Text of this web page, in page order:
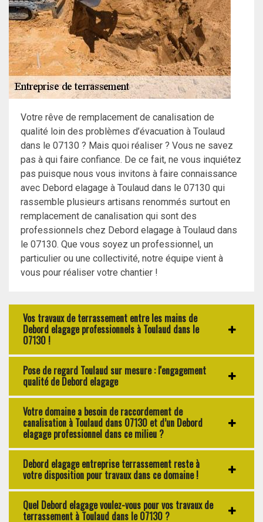
Votre rêve de remplacement de canalisation de
qualité loin des problèmes d’évacuation à Toulaud
dans le 07130 ? Mais quoi réaliser ? Vous ne savez
pas à qui faire confiance. De ce fait, ne vous inquiétez
pas puisque nous vous invitons à faire connaissance
avec Debord elagage à Toulaud dans le 07130 qui
rassemble plusieurs artisans renommés surtout en
remplacement de canalisation qui sont des
professionnels chez Debord elagage à Toulaud dans
le 07130. Que vous soyez un professionnel, un
particulier ou une collectivité, notre équipe vient à
vous pour réaliser votre chantier !
Vos travaux de terrassement entre les mains de
Debord elagage professionnels à Toulaud dans le
07130 !
Pose de regard Toulaud sur mesure : l'engagement
qualité de Debord elagage
Votre domaine a besoin de raccordement de
canalisation à Toulaud dans 07130 et d’un Debord
elagage professionnel dans ce milieu ?
Debord elagage entreprise terrassement reste à
votre disposition pour travaux dans ce domaine !
Quel Debord elagage voulez-vous pour vos travaux de
terrassement à Toulaud dans le 07130 ?